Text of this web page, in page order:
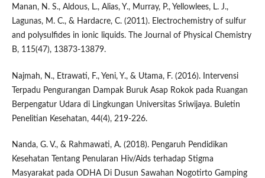
Manan, N. S., Aldous, L., Alias, Y., Murray, P., Yellowlees, L. J.,
Lagunas, M. C., & Hardacre, C. (2011). Electrochemistry of sulfur
and polysulfides in ionic liquids. The Journal of Physical Chemistry
B, 115(47), 13873-13879.
Najmah, N., Etrawati, F., Yeni, Y., & Utama, F. (2016). Intervensi
Terpadu Pengurangan Dampak Buruk Asap Rokok pada Ruangan
Berpengatur Udara di Lingkungan Universitas Sriwijaya. Buletin
Penelitian Kesehatan, 44(4), 219-226.
Nanda, G. V., & Rahmawati, A. (2018). Pengaruh Pendidikan
Kesehatan Tentang Penularan Hiv/Aids terhadap Stigma
Masyarakat pada ODHA Di Dusun Sawahan Nogotirto Gamping